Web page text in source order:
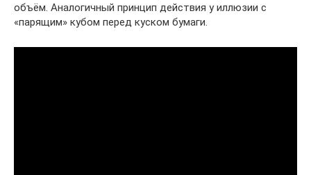
объём. Аналогичный принцип действия у иллюзии с
«парящим» кубом перед куском бумаги.